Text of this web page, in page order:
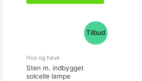
Tilbud
Hus og have
Sten m. indbygget
solcelle lampe